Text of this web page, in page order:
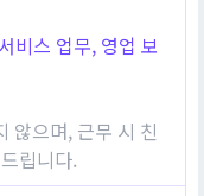
비스 업무, 영업 보
않으며, 근무 시 친
립니다.